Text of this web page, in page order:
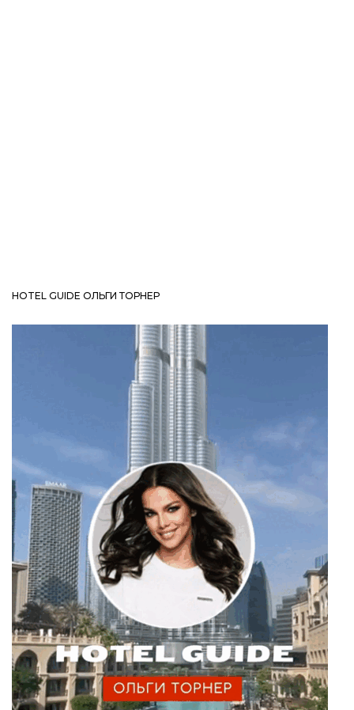
HOTEL GUIDE ОЛЬГИ ТОРНЕР